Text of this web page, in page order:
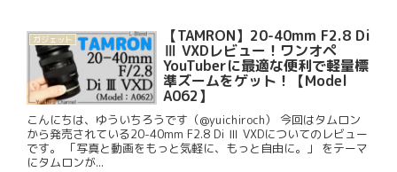
ガジェット 【TAMRON】20-40mm F2.8 Di
Ⅲ VXDレビュー！ワンオペ
YouTuberに最適な便利で軽量標
準ズームをゲット！【Model
A062】
こんにちは、ゆういちろうです（@yuichiroch） 今回はタムロン
から発売されている20-40mm F2.8 Di Ⅲ VXDについてのレビュー
です。 「写真と動画をもっと気軽に、もっと自由に。」 をテーマ
にタムロンが...